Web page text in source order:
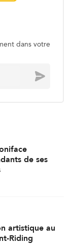
dans votre
Envoyer
de ses
artistique au
Riding